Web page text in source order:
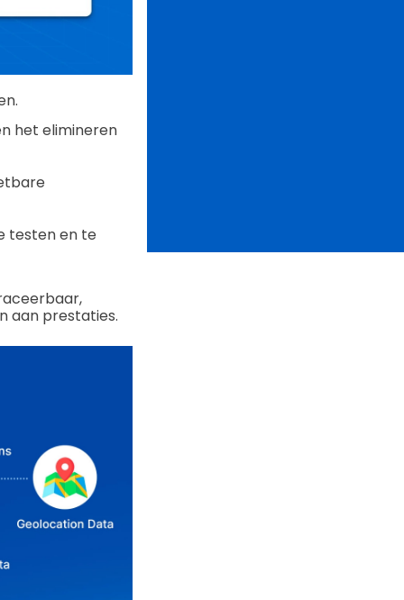
het elimineren
testen en te
aan prestaties.